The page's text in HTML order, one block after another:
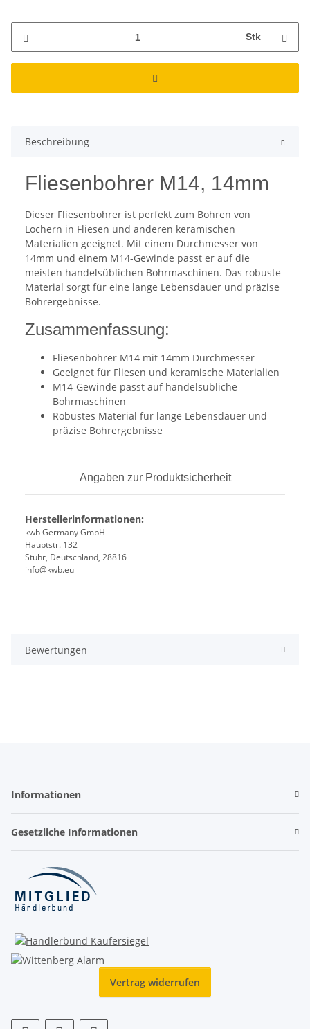
Stk
Beschreibung
Fliesenbohrer M14, 14mm
Dieser Fliesenbohrer ist perfekt zum Bohren von
Löchern in Fliesen und anderen keramischen
Materialien geeignet. Mit einem Durchmesser von
14mm und einem M14-Gewinde passt er auf die
meisten handelsüblichen Bohrmaschinen. Das robuste
Material sorgt für eine lange Lebensdauer und präzise
Bohrergebnisse.
Zusammenfassung:
Fliesenbohrer M14 mit 14mm Durchmesser
Geeignet für Fliesen und keramische Materialien
M14-Gewinde passt auf handelsübliche
Bohrmaschinen
Robustes Material für lange Lebensdauer und
präzise Bohrergebnisse
Angaben zur Produktsicherheit
Herstellerinformationen:
kwb Germany GmbH
Hauptstr. 132
Stuhr, Deutschland, 28816
info@kwb.eu
Bewertungen
Informationen
Gesetzliche Informationen
Vertrag widerrufen